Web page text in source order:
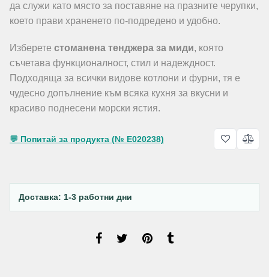
да служи като място за поставяне на празните черупки,
което прави храненето по-подредено и удобно.
Изберете стоманена тенджера за миди, която
съчетава функционалност, стил и надеждност.
Подходяща за всички видове котлони и фурни, тя е
чудесно допълнение към всяка кухня за вкусни и
красиво поднесени морски ястия.
💬 Попитай за продукта (№ E020238)
Доставка: 1-3 работни дни